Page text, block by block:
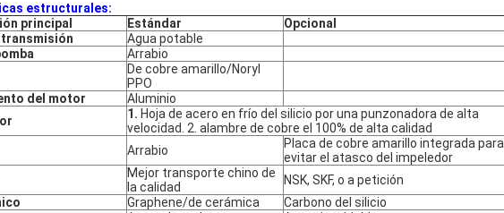
estructurales:
principal
Estándar
Opcional
transmisión
Agua potable
Arrabio
De cobre amarillo/Noryl
PPO
del motor
Aluminio
1. Hoja de acero en frío del silicio por una punzonadora de alta
velocidad. 2. alambre de cobre el 100% de alta calidad
Arrabio
Placa de cobre amarillo integrada para
evitar el atasco del impeledor
Mejor transporte chino de
la calidad
NSK, SKF, o a petición
Graphene/de cerámica
Carbono del silicio